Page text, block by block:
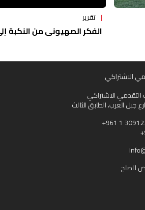
تقرير
الفكر الصهيوني من النكبة
الاشتراكي
التقدمي الاشتراكي
العرب، الطابق الثالث
+961 1